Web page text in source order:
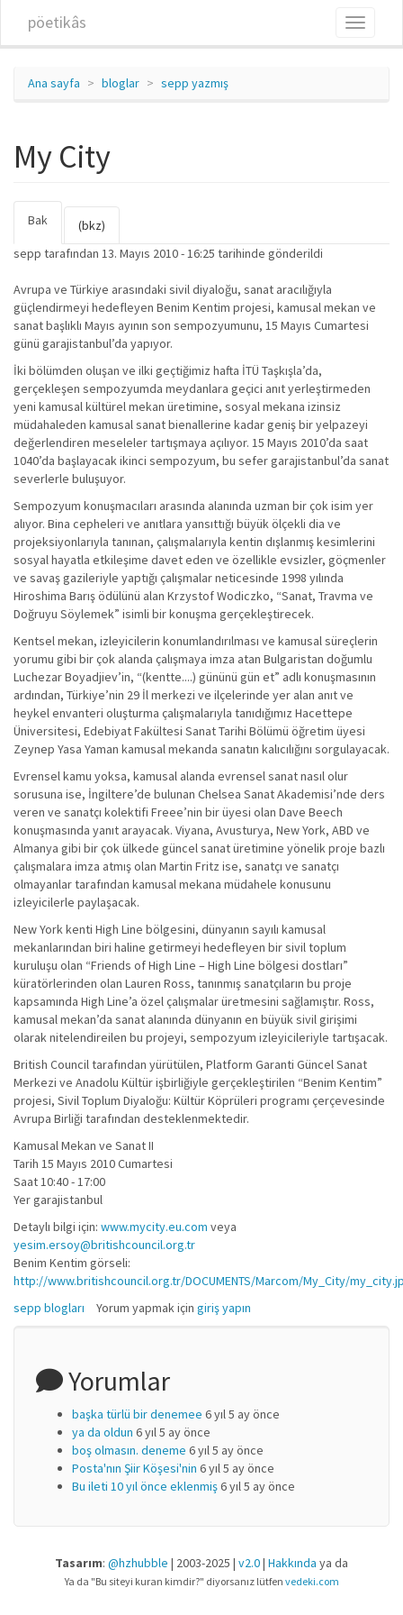
pöetikâs
Toggle
Ana sayfa bloglar sepp yazmış
My City
Birincil sekmeler
Bak
sekme)
(bkz)
sepp tarafından 13. Mayıs 2010 - 16:25 tarihinde gönderildi
Avrupa ve Türkiye arasındaki sivil diyaloğu, sanat aracılığıyla
güçlendirmeyi hedefleyen Benim Kentim projesi, kamusal mekan ve
sanat başlıklı Mayıs ayının son sempozyumunu, 15 Mayıs Cumartesi
günü garajistanbul’da yapıyor.
İki bölümden oluşan ve ilki geçtiğimiz hafta İTÜ Taşkışla’da,
gerçekleşen sempozyumda meydanlara geçici anıt yerleştirmeden
yeni kamusal kültürel mekan üretimine, sosyal mekana izinsiz
müdahaleden kamusal sanat bienallerine kadar geniş bir yelpazeyi
değerlendiren meseleler tartışmaya açılıyor. 15 Mayıs 2010’da saat
1040’da başlayacak ikinci sempozyum, bu sefer garajistanbul’da sanat
severlerle buluşuyor.
Sempozyum konuşmacıları arasında alanında uzman bir çok isim yer
alıyor. Bina cepheleri ve anıtlara yansıttığı büyük ölçekli dia ve
projeksiyonlarıyla tanınan, çalışmalarıyla kentin dışlanmış kesimlerini
sosyal hayatla etkileşime davet eden ve özellikle evsizler, göçmenler
ve savaş gazileriyle yaptığı çalışmalar neticesinde 1998 yılında
Hiroshima Barış ödülünü alan Krzystof Wodiczko, “Sanat, Travma ve
Doğruyu Söylemek” isimli bir konuşma gerçekleştirecek.
Kentsel mekan, izleyicilerin konumlandırılması ve kamusal süreçlerin
yorumu gibi bir çok alanda çalışmaya imza atan Bulgaristan doğumlu
Luchezar Boyadjiev’in, “(kentte....) gününü gün et” adlı konuşmasının
ardından, Türkiye’nin 29 İl merkezi ve ilçelerinde yer alan anıt ve
heykel envanteri oluşturma çalışmalarıyla tanıdığımız Hacettepe
Üniversitesi, Edebiyat Fakültesi Sanat Tarihi Bölümü öğretim üyesi
Zeynep Yasa Yaman kamusal mekanda sanatın kalıcılığını sorgulayacak.
Evrensel kamu yoksa, kamusal alanda evrensel sanat nasıl olur
sorusuna ise, İngiltere’de bulunan Chelsea Sanat Akademisi’nde ders
veren ve sanatçı kolektifi Freee’nin bir üyesi olan Dave Beech
konuşmasında yanıt arayacak. Viyana, Avusturya, New York, ABD ve
Almanya gibi bir çok ülkede güncel sanat üretimine yönelik proje bazlı
çalışmalara imza atmış olan Martin Fritz ise, sanatçı ve sanatçı
olmayanlar tarafından kamusal mekana müdahele konusunu
izleyicilerle paylaşacak.
New York kenti High Line bölgesini, dünyanın sayılı kamusal
mekanlarından biri haline getirmeyi hedefleyen bir sivil toplum
kuruluşu olan “Friends of High Line – High Line bölgesi dostları”
küratörlerinden olan Lauren Ross, tanınmış sanatçıların bu proje
kapsamında High Line’a özel çalışmalar üretmesini sağlamıştır. Ross,
kamusal mekan’da sanat alanında dünyanın en büyük sivil girişimi
olarak nitelendireilen bu projeyi, sempozyum izleyicileriyle tartışacak.
British Council tarafından yürütülen, Platform Garanti Güncel Sanat
Merkezi ve Anadolu Kültür işbirliğiyle gerçekleştirilen “Benim Kentim”
projesi, Sivil Toplum Diyaloğu: Kültür Köprüleri programı çerçevesinde
Avrupa Birliği tarafından desteklenmektedir.
Kamusal Mekan ve Sanat II
Tarih 15 Mayıs 2010 Cumartesi
Saat 10:40 - 17:00
Yer garajistanbul
Detaylı bilgi için: www.mycity.eu.com veya
yesim.ersoy@britishcouncil.org.tr
Benim Kentim görseli:
http://www.britishcouncil.org.tr/DOCUMENTS/Marcom/My_City/
sepp blogları
Yorum yapmak için giriş yapın
Yorumlar
başka türlü bir denemee 6 yıl 5 ay önce
ya da oldun 6 yıl 5 ay önce
boş olmasın. deneme 6 yıl 5 ay önce
Posta'nın Şiir Köşesi'nin 6 yıl 5 ay önce
Bu ileti 10 yıl önce eklenmiş6 yıl 5 ay önce
Tasarım: @hzhubble | 2003-2025 | v2.0| Hakkında ya da
Ya da "Bu siteyi kuran kimdir?" diyorsanız lütfen vedeki.com